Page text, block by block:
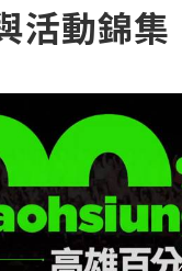
活動錦集